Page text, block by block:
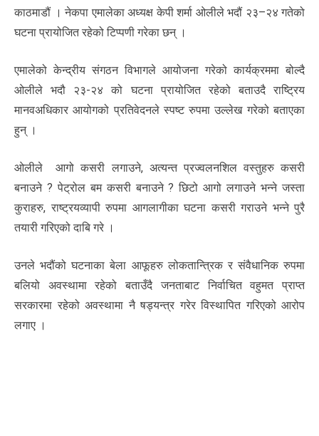
काठमाडौं । नेकपा एमालेका अध्यक्ष केपी शर्मा ओलीले भदौं २३–२४ गतेको
घटना प्रायोजित रहेको टिप्पणी गरेका छन् ।
एमालेको केन्द्रीय संगठन विभागले आयोजना गरेको कार्यक्रममा बोल्दै
ओलीले भदौ २३-२४ को घटना प्रायोजित रहेको बताउदै राष्ट्रिय
मानवअधिकार आयोगको प्रतिवेदनले स्पष्ट रुपमा उल्लेख गरेको बताएका
हुन् ।
ओलीले आगो कसरी लगाउने, अत्यन्त प्रज्वलनशिल वस्तुहरु कसरी
बनाउने ? पेट्रोल बम कसरी बनाउने ? छिटो आगो लगाउने भन्ने जस्ता
कुराहरु, राष्ट्रयव्यापी रुपमा आगलागीका घटना कसरी गराउने भन्ने पुरै
तयारी गरिएको दाबि गरे ।
उनले भदौंको घटनाका बेला आफूहरु लोकतान्त्रिक र संवैधानिक रुपमा
बलियो अवस्थामा रहेको बताउँदै जनताबाट निर्वाचित वहुमत प्राप्त
सरकारमा रहेको अवस्थामा नै षड्यन्त्र गरेर विस्थापित गरिएको आरोप
लगाए ।